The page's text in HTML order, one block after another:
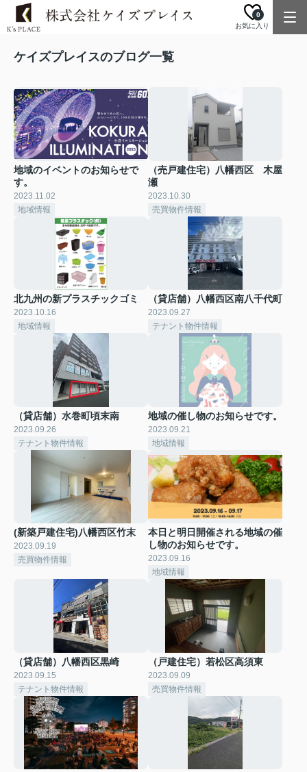
お気に入り
0
ケイズプレイスのブログ一覧
地域のイベントのお知らせで
す。
2023.11.02
地域情報
（売戸建住宅）八幡西区 木屋
瀬
2023.10.30
売買物件情報
北九州の新プラスチックゴミ
2023.10.16
地域情報
（貸店舗）八幡西区南八千代町
2023.09.27
テナント物件情報
（貸店舗）水巻町頃末南
2023.09.26
テナント物件情報
地域の催し物のお知らせです。
2023.09.21
地域情報
(新築戸建住宅)八幡西区竹末
2023.09.19
売買物件情報
本日と明日開催される地域の催
し物のお知らせです。
2023.09.16
地域情報
（貸店舗）八幡西区黒崎
2023.09.15
テナント物件情報
（戸建住宅）若松区高須東
2023.09.09
売買物件情報